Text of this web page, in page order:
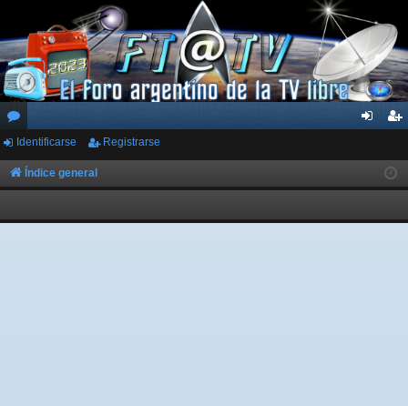
or
os
ar
ist
rs
Identificarse Registrarse
Índice general